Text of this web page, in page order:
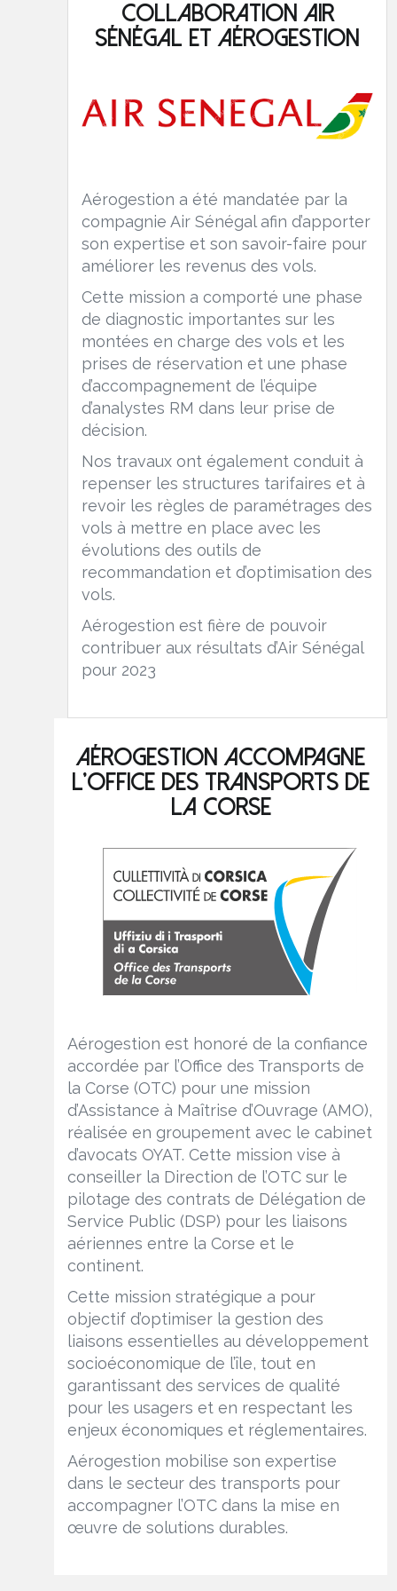
Collaboration Air
Sénégal et Aérogestion
Aérogestion a été mandatée par la
compagnie Air Sénégal afin d’apporter
son expertise et son savoir-faire pour
améliorer les revenus des vols.
Cette mission a comporté une phase
de diagnostic importantes sur les
montées en charge des vols et les
prises de réservation et une phase
d’accompagnement de l’équipe
d’analystes RM dans leur prise de
décision.
Nos travaux ont également conduit à
repenser les structures tarifaires et à
revoir les règles de paramétrages des
vols à mettre en place avec les
évolutions des outils de
recommandation et d’optimisation des
vols.
Aérogestion est fière de pouvoir
contribuer aux résultats d’Air Sénégal
pour 2023
Aérogestion accompagne
l'Office des Transports de
la Corse
Aérogestion est honoré de la confiance
accordée par l’Office des Transports de
la Corse (OTC) pour une mission
d’Assistance à Maîtrise d’Ouvrage (AMO),
réalisée en groupement avec le cabinet
d’avocats OYAT. Cette mission vise à
conseiller la Direction de l’OTC sur le
pilotage des contrats de Délégation de
Service Public (DSP) pour les liaisons
aériennes entre la Corse et le
continent.
Cette mission stratégique a pour
objectif d’optimiser la gestion des
liaisons essentielles au développement
socioéconomique de l’île, tout en
garantissant des services de qualité
pour les usagers et en respectant les
enjeux économiques et réglementaires.
Aérogestion mobilise son expertise
dans le secteur des transports pour
accompagner l’OTC dans la mise en
œuvre de solutions durables.